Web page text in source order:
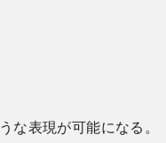
表現が可能になる。